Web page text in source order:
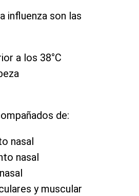
influenza son las
a los 38°C
de:
nasal
nasal
y muscular